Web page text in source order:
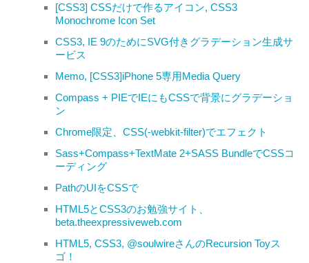
[CSS3] CSSだけで作るアイコン, CSS3
Monochrome Icon Set
CSS3, IE 9のためにSVG付きグラデーション生成サ
ービス
Memo, [CSS3]iPhone 5専用Media Query
Compass + PIEでIEにもCSSで背景にグラデーショ
ン
Chrome限定、CSS(-webkit-filter)でエフェクト
Sass+Compass+TextMate 2+SASS BundleでCSSコ
ーディング
PathのUIをCSSで
HTML5とCSS3のお勉強サイト、
beta.theexpressiveweb.com
HTML5, CSS3, @soulwireさんのRecursion Toyス
ゴ！